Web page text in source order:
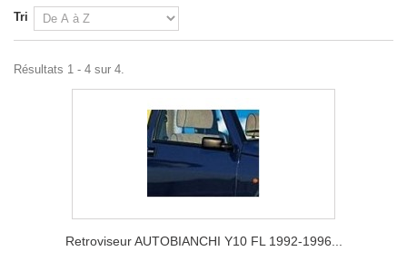
Tri
Résultats 1 - 4 sur 4.
Retroviseur AUTOBIANCHI Y10 FL 1992-1996...